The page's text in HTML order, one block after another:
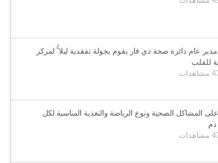
عام دائرة صحة ذي قار يقوم بجولة تفقدية ليلا ًُ لمركز
للقلب
المشاكل الصحية ونوع الرياضة والتغذية المناسبة لكل
دم